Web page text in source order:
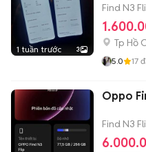
1 tuần trước 3
Find N3
Tp Hồ
5.0 17
Oppo
Find N3